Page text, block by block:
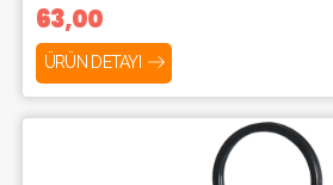
63,00
ÜRÜN DETAYI